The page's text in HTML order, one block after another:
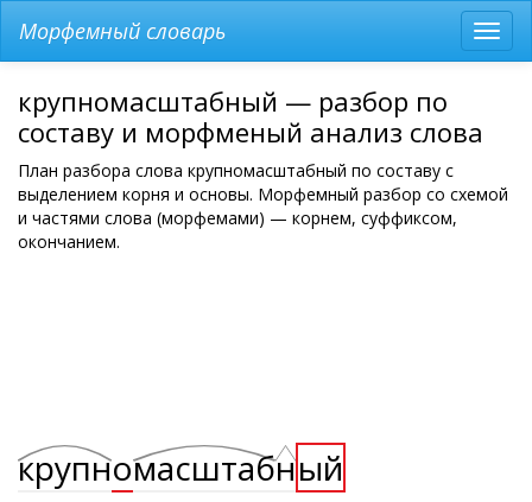
меню
Морфемный словарь
крупномасштабный — разбор по
составу и морфменый анализ слова
План разбора слова крупномасштабный по составу с
выделением корня и основы. Морфемный разбор со схемой
и частями слова (морфемами) — корнем, суффиксом,
окончанием.
крупномасштабный